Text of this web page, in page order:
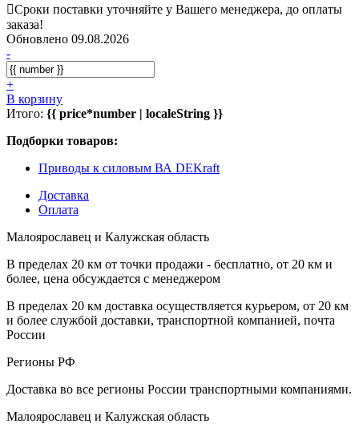
Сроки поставки уточняйте у Вашего менеджера, до оплаты
заказа!
Обновлено 09.08.2026
-
+
В корзину
Итого: {{ price*number | localeString }}
Подборки товаров:
Приводы к силовым ВА DEKraft
Доставка
Оплата
Малоярославец и Калужская область
В пределах 20 км от точки продажи - бесплатно, от 20 км и
более, цена обсуждается с менеджером
В пределах 20 км доставка осуществляется курьером, от 20 км
и более службой доставки, транспортной компанией, почта
России
Регионы РФ
Доставка во все регионы России транспортными компаниями.
Малоярославец и Калужская область